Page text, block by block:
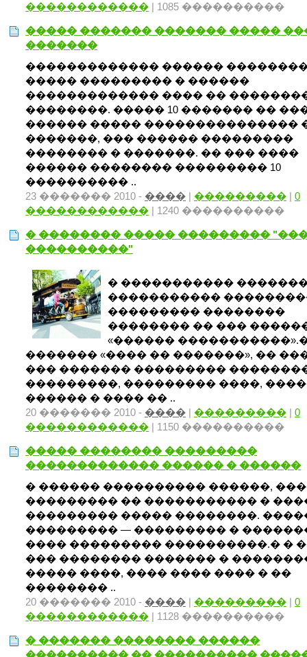
������������ | 1085 ����������
����� ������� ������� �����
�������
������������� ������
����� ��������� � ������
������������� ���� ��
��������. ����� 10 ������� ��
������ ����� ���������������
�������, ��� ������ ���������
�������� � �������. �� ��� ����
������ �������� ��������� 10
���������� ..
23 ������� 2010 - ���� | ��������� | 0
������������ | 1240 ����������
� �������� ����� ���������
����������"
� �����������
�����������
��������� ��������
�������� �� ���
«������
������� «���� �� �������», ��
��� ������� ���������
���������, ��������� ����,
������ � ���� �� ..
20 ������� 2010 - ���� | ��������� | 0
������������ | 1150 ����������
����� �������� ���������
������������� ������ � ������
� ������ ���������� ������,
��������� �� ����������� �
��������� ����� ��������.
��������� — ��������� �
���� ��������� ����������.� �
��� �������� ������� �
����� ����, ���� ���� ���� � ��
�������� ..
20 ������� 2010 - ���� | ��������� | 0
������������ | 1128 ����������
� ������� �������� ������
���������� �� ����������